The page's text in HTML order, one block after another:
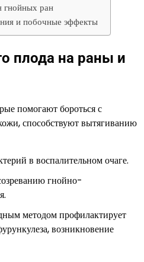
гнойных ран
и побочные эффекты
плода на раны и
помогают бороться с
способствуют вытягиванию
в воспалительном очаге.
гнойно-
методом профилактирует
возникновение